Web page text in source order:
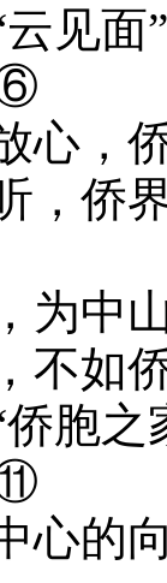
见面
心，
，侨
为中
不如
胞之
心的